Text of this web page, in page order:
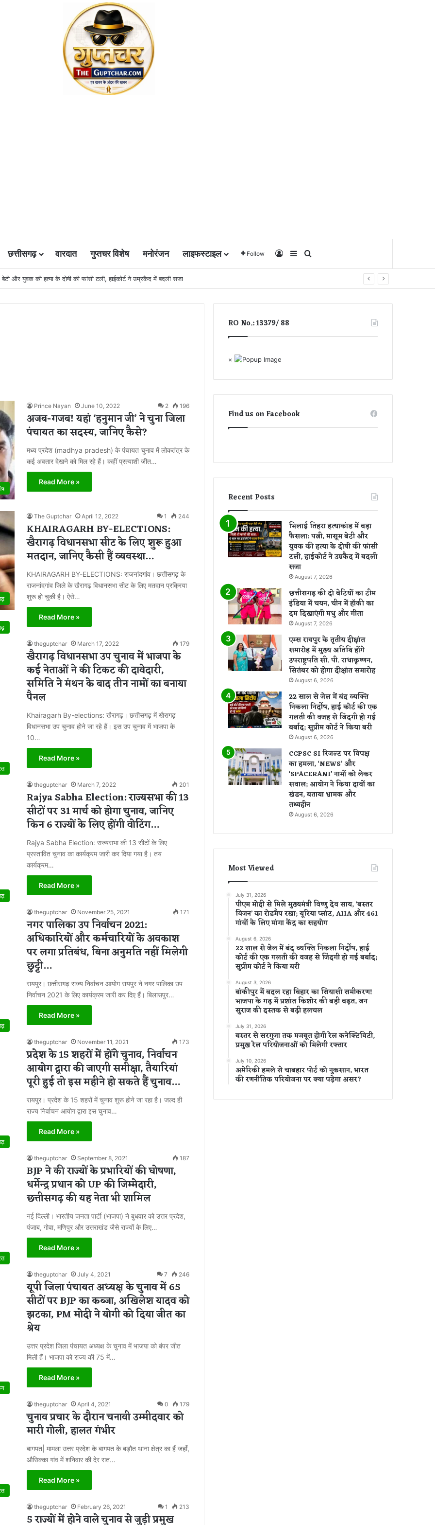
छत्तीसगढ़ वारदात गुप्तचर विशेष मनोरंजन लाइफस्टाइल Follow Log InSidebar
में हॉकी का दम दिखाएंगी मधु और गीता
Prince Nayan June 10, 2022 2 196
अजब-गजब! यहां ‘हनुमान जी’ ने चुना जिला
पंचायत का सदस्य, जानिए कैसे?
मध्य प्रदेश (madhya pradesh) के पंचायत चुनाव में लोकतंत्र के
कई अवतार देखने को मिल रहे हैं। कहीं प्रत्याशी जीत…
Read More »
The Guptchar April 12, 2022 1 244
KHAIRAGARH BY-ELECTIONS:
खैरागढ़ विधानसभा सीट के लिए शुरू हुआ
मतदान, जानिए कैसी हैं व्यवस्था…
KHAIRAGARH BY-ELECTIONS: राजनांदगांव। छत्तीसगढ़ के
राजनांदगांव जिले के खैरागढ़ विधानसभा सीट के लिए मतदान प्रक्रिया
शुरू हो चुकी है। ऐसे…
Read More »
theguptchar March 17, 2022 179
खैरागढ़ विधानसभा उप चुनाव में भाजपा के
कई नेताओं ने की टिकट की दावेदारी,
समिति ने मंथन के बाद तीन नामों का बनाया
पैनल
Khairagarh By-elections: खैरागढ़। छत्तीसगढ़ में खैरागढ़
विधानसभा उप चुनाव होने जा रहे हैं। इस उप चुनाव में भाजपा के
10…
Read More »
theguptchar March 7, 2022 201
Rajya Sabha Election: राज्यसभा की 13
सीटों पर 31 मार्च को होगा चुनाव, जानिए
किन 6 राज्यों के लिए होंगी वोटिंग…
Rajya Sabha Election: राज्यसभा की 13 सीटों के लिए
प्रस्तावित चुनाव का कार्यक्रम जारी कर दिया गया है। तय
कार्यक्रम…
Read More »
theguptchar November 25, 2021 171
नगर पालिका उप निर्वाचन 2021:
अधिकारियों और कर्मचारियों के अवकाश
पर लगा प्रतिबंध, बिना अनुमति नहीं मिलेगी
छुट्टी…
रायपुर। छत्तीसगढ़ राज्य निर्वाचन आयोग रायपुर ने नगर पालिका उप
निर्वाचन 2021 के लिए कार्यक्रम जारी कर दिए हैं। बिलासपुर…
Read More »
theguptchar November 11, 2021 173
प्रदेश के 15 शहरों में होंगे चुनाव, निर्वाचन
आयोग द्वारा की जाएगी समीक्षा, तैयारियां
पूरी हुई तो इस महीने हो सकते हैं चुनाव…
रायपुर। प्रदेश के 15 शहरों में चुनाव शुरू होने जा रहा है। जल्द ही
राज्य निर्वाचन आयोग द्वारा इस चुनाव…
Read More »
theguptchar September 8, 2021 187
BJP ने की राज्यों के प्रभारियों की घोषणा,
धर्मेन्द्र प्रधान को UP की जिम्मेदारी,
छत्तीसगढ़ की यह नेता भी शामिल
नई दिल्ली। भारतीय जनता पार्टी (भाजपा) ने बुधवार को उत्तर प्रदेश,
पंजाब, गोवा, मणिपुर और उत्तराखंड जैसे राज्यों के लिए…
Read More »
theguptchar July 4, 2021 7 246
यूपी जिला पंचायत अध्यक्ष के चुनाव में 65
सीटों पर BJP का कब्जा, अखिलेश यादव को
झटका, PM मोदी ने योगी को दिया जीत का
श्रेय
उत्तर प्रदेश जिला पंचायत अध्यक्ष के चुनाव में भाजपा को बंपर जीत
मिली हैं। भाजपा को राज्य की 75 में…
Read More »
theguptchar April 4, 2021 0 179
चुनाव प्रचार के दौरान चनावी उम्मीदवार को
मारी गोली, हालत गंभीर
बागपत| मामला उत्तर प्रदेश के बागपत के बड़ौत थाना क्षेत्र का हैं जहाँ,
औसिक्का गांव में शनिवार की देर रात…
Read More »
theguptchar February 26, 2021 1 213
5 राज्यों में होने वाले चुनाव से जुड़ी प्रमुख
RO No.: 13379/ 88
×
Find us on Facebook
Recent Posts
भिलाई तिहरा हत्याकांड में बड़ा
फैसला: पत्नी, मासूम बेटी और
युवक की हत्या के दोषी की फांसी
टली, हाईकोर्ट ने उम्रकैद में बदली
सजा
August 7, 2026
छत्तीसगढ़ की दो बेटियों का टीम
इंडिया में चयन, चीन में हॉकी का
दम दिखाएंगी मधु और गीता
August 7, 2026
एम्स रायपुर के तृतीय दीक्षांत
समारोह में मुख्य अतिथि होंगे
उपराष्ट्रपति सी. पी. राधाकृष्णन,
सितंबर को होगा दीक्षांत समारोह
August 6, 2026
22 साल से जेल में बंद व्यक्ति
निकला निर्दोष, हाई कोर्ट की एक
गलती की वजह से जिंदगी हो गई
बर्बाद; सुप्रीम कोर्ट ने किया बरी
August 6, 2026
CGPSC SI रिजल्ट पर विपक्ष
का हमला, ‘NEWS’ और
‘SPACERANI’ नामों को लेकर
सवाल; आयोग ने किया दावों का
खंडन, बताया भ्रामक और
तथ्यहीन
August 6, 2026
Most Viewed
July 31, 2026
पीएम मोदी से मिले मुख्यमंत्री विष्णु देव साय, ‘बस्तर
विजन’ का रोडमैप रखा; यूरिया प्लांट, AIIA और 461
गांवों के लिए मांगा केंद्र का सहयोग
August 6, 2026
22 साल से जेल में बंद व्यक्ति निकला निर्दोष, हाई
कोर्ट की एक गलती की वजह से जिंदगी हो गई बर्बाद;
सुप्रीम कोर्ट ने किया बरी
August 3, 2026
बांकीपुर में बदल रहा बिहार का सियासी समीकरण!
भाजपा के गढ़ में प्रशांत किशोर की बड़ी बढ़त, जन
सुराज की दस्तक से बढ़ी हलचल
July 31, 2026
बस्तर से सरगुजा तक मजबूत होगी रेल कनेक्टिविटी,
प्रमुख रेल परियोजनाओं को मिलेगी रफ्तार
July 10, 2026
अमेरिकी हमले से चाबहार पोर्ट को नुकसान, भारत
की रणनीतिक परियोजना पर क्या पड़ेगा असर?